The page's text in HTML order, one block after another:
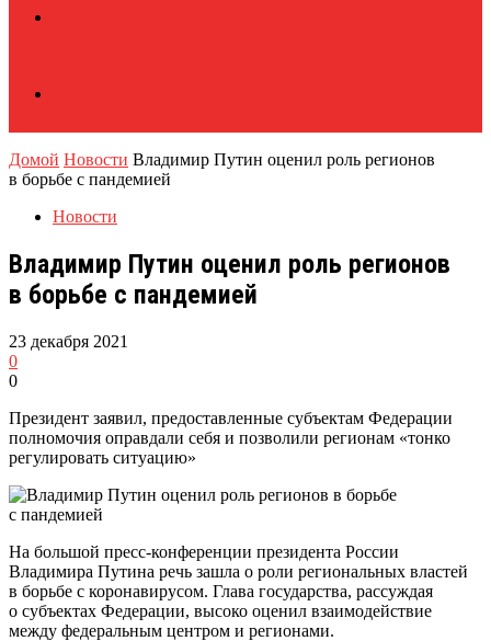
Домой Новости Владимир Путин оценил роль регионов
в борьбе с пандемией
Новости
Владимир Путин оценил роль регионов
в борьбе с пандемией
23 декабря 2021
0
0
Президент заявил, предоставленные субъектам Федерации
полномочия оправдали себя и позволили регионам «тонко
регулировать ситуацию»
На большой пресс-конференции президента России
Владимира Путина речь зашла о роли региональных властей
в борьбе с коронавирусом. Глава государства, рассуждая
о субъектах Федерации, высоко оценил взаимодействие
между федеральным центром и регионами.